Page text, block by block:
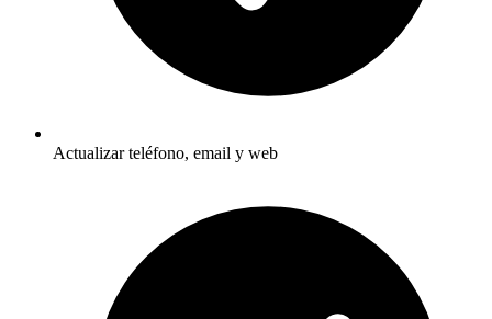
Actualizar teléfono, email y web